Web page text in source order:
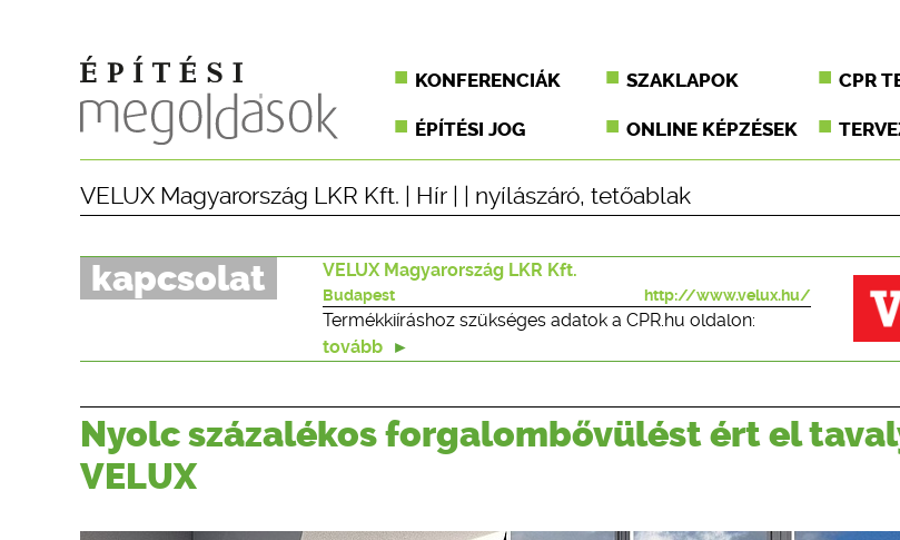
KONFERENCIÁK SZAKLAPOK CPR
ÉPÍTÉSI JOG ONLINE KÉPZÉSEK
VELUX Magyarország LKR Kft. Hír nyílászáró, tetőablak
kapcsolat VELUX Magyarország LKR Kft.
Budapest http://www.velux.hu/
Termékkiíráshoz szükséges adatok a CPR.hu oldalon:
tovább
Nyolc százalékos forgalombővülést ért el
VELUX